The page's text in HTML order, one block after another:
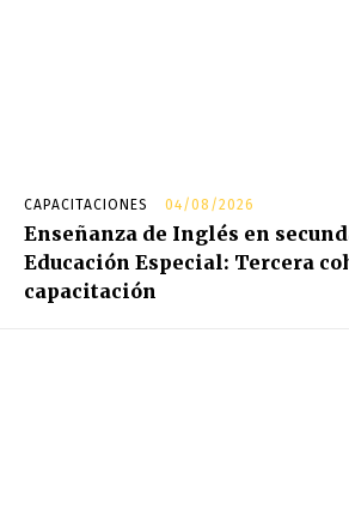
CAPACITACIONES 04/08/2026
Enseñanza de Inglés en
Educación Especial: Tercera
capacitación